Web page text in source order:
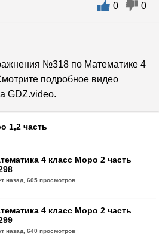
0 0
№318 по Математике 4
подробное видео
GDZ.video.
1,2 часть
4 класс Моро 2 часть
назад,605 просмотров
4 класс Моро 2 часть
назад,640 просмотров